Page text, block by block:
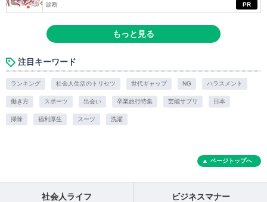
PR
診断
もっと見る
注目キーワード
ランキング 社会人生活のトリセツ 世代ギャップ NG ハラスメント
働き方 スポーツ 出会い 卒業旅行特集 芸能サプリ 日本
掃除 福利厚生 スーツ 洗濯
ページトップへ
社会人ライフ ビジネスマナー